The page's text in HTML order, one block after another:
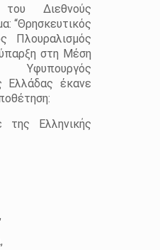
Διεθνούς
“Θρησκευτικός
Πλουραλισμός
στη Μέση
Ελλάδας έκανε
της Ελληνικής